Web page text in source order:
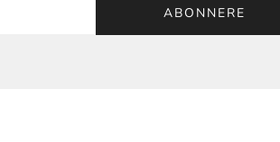
ABONNERE